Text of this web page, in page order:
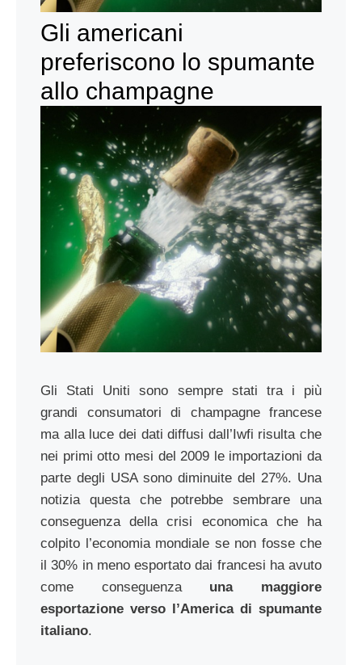
Gli americani
preferiscono lo spumante
allo champagne
Gli Stati Uniti sono sempre stati tra i più
grandi consumatori di champagne francese
ma alla luce dei dati diffusi dall’Iwfi risulta che
nei primi otto mesi del 2009 le importazioni da
parte degli USA sono diminuite del 27%. Una
notizia questa che potrebbe sembrare una
conseguenza della crisi economica che ha
colpito l’economia mondiale se non fosse che
il 30% in meno esportato dai francesi ha avuto
come conseguenza una maggiore
esportazione verso l’America di spumante
italiano.